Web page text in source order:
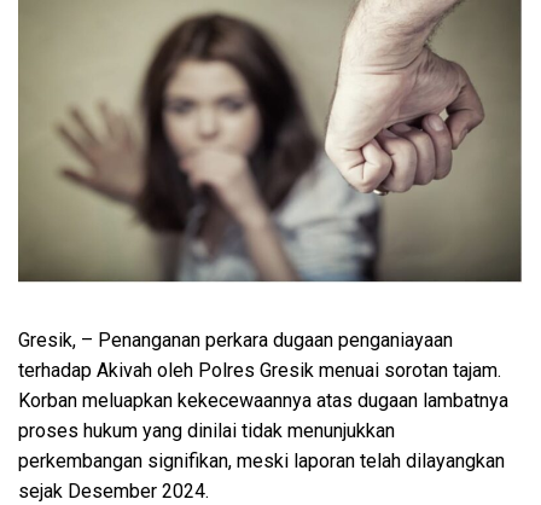
Gresik, – Penanganan perkara dugaan penganiayaan
terhadap Akivah oleh Polres Gresik menuai sorotan tajam.
Korban meluapkan kekecewaannya atas dugaan lambatnya
proses hukum yang dinilai tidak menunjukkan
perkembangan signifikan, meski laporan telah dilayangkan
sejak Desember 2024.